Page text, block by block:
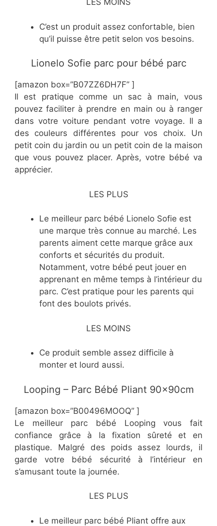
LES MOINS
C’est un produit assez confortable, bien
qu’il puisse être petit selon vos besoins.
Lionelo Sofie parc pour bébé parc
[amazon box=”B07ZZ6DH7F” ]
Il est pratique comme un sac à main, vous
pouvez faciliter à prendre en main ou à ranger
dans votre voiture pendant votre voyage. Il a
des couleurs différentes pour vos choix. Un
petit coin du jardin ou un petit coin de la maison
que vous pouvez placer. Après, votre bébé va
apprécier.
LES PLUS
Le meilleur parc bébé Lionelo Sofie est
une marque très connue au marché. Les
parents aiment cette marque grâce aux
conforts et sécurités du produit.
Notamment, votre bébé peut jouer en
apprenant en même temps à l’intérieur du
parc. C’est pratique pour les parents qui
font des boulots privés.
LES MOINS
Ce produit semble assez difficile à
monter et lourd aussi.
Looping – Parc Bébé Pliant 90x90cm
[amazon box=”B00496MOOQ” ]
Le meilleur parc bébé Looping vous fait
confiance grâce à la fixation sûreté et en
plastique. Malgré des poids assez lourds, il
garde votre bébé sécurité à l’intérieur en
s’amusant toute la journée.
LES PLUS
Le meilleur parc bébé Pliant offre aux